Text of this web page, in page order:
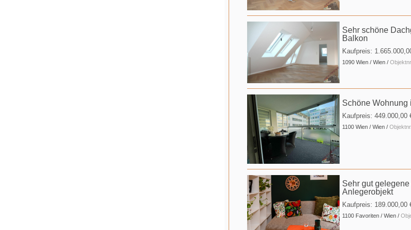
Sehr schöne
Balkon
Kaufpreis:
1090 Wien / Wien /
Schöne Wohnung
Kaufpreis: 449.000,00
1100 Wien / Wien /
Sehr gut
Anlegerobjekt
Kaufpreis: 189.000,00
1100 Favoriten / Wien /